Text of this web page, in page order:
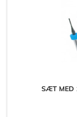
SÆT MED